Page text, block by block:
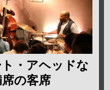
・アヘッドな
の客席